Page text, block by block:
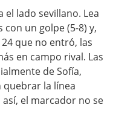
el lado sevillano. Lea
un golpe (5-8) y,
que no entró, las
en campo rival. Las
de Sofía,
quebrar la línea
el marcador no se